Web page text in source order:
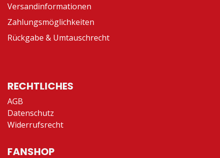
Versandinformationen
Zahlungsmöglichkeiten
Rückgabe & Umtauschrecht
RECHTLICHES
AGB
Datenschutz
Widerrufsrecht
FANSHOP